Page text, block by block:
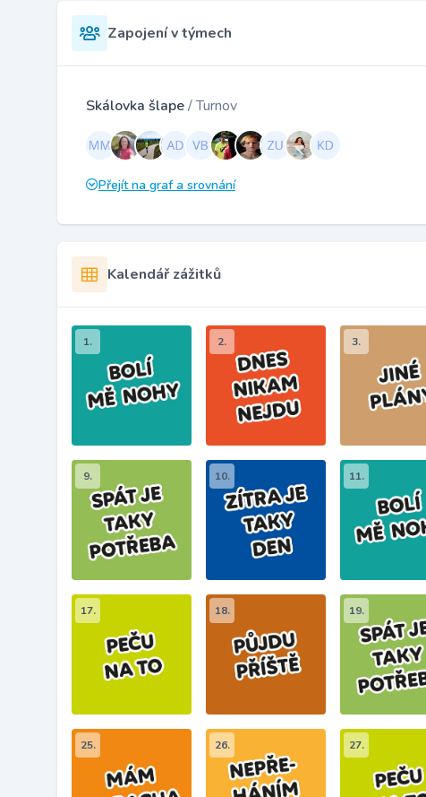
Zapojení v týmech
Skálovka šlape/ Turnov
Přejít na graf a srovnání
Kalendář zážitků
1. 2. 3.
9. 10. 11.
17. 18. 19.
25. 26. 27.